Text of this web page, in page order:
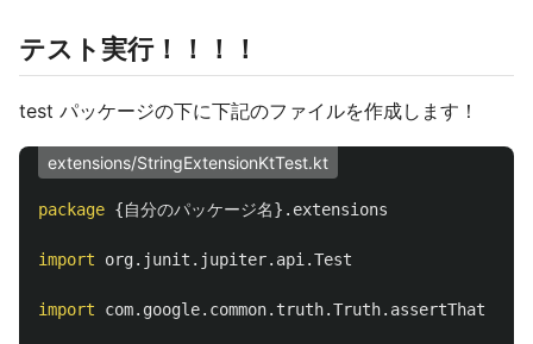
テスト実行！！！！
test パッケージの下に下記のファイルを作成します！
extensions/StringExtensionKtTest.kt
package {自分のパッケージ名}.extensions
import org.junit.jupiter.api.Test
import com.google.common.truth.Truth.assertThat